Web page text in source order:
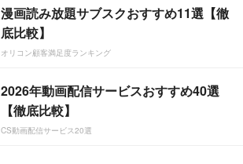
漫画読み放題サブスクおすすめ11選【徹
底比較】
オリコン顧客満足度ランキング
2026年動画配信サービスおすすめ40選
【徹底比較】
CS動画配信サービス20選